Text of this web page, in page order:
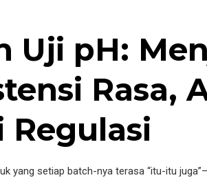
Uji pH:
Rasa,
Regulasi
yang setiap batch-nya terasa “itu-itu